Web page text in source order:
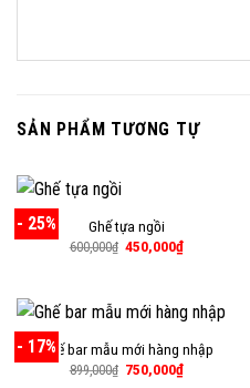
SẢN PHẨM TƯƠNG TỰ
- 25% Ghế tựa ngồi
600,000₫ Giá
450,000₫Giá
450,000₫.
- 17%Ghế bar mẫu mới hàng nhập
899,000₫ Giá
750,000₫Giá